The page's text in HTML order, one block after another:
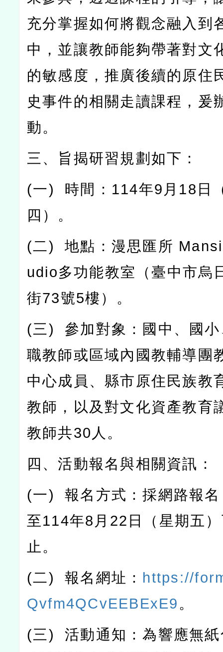
充分掌握如何將觀念融入到
中，並讓教師能夠帶著對文
的敏感度，推廣後續的原住
史事件的相關走讀課程，爰
動。
三、旨揭研習規劃如下：
(一) 時間： 114年9 月 18 日
四）。
(二)地點：漫思匯所
udio多功能教室（臺中市烏
街73號5樓）。
(三) 參加對象：國中、國
職教師或區域內國教輔導團
中心成員、縣市原住民族教
教師，以及對文化資產教育
教師共30 人。
四、活動報名與相關資訊：
(一)報名方式：採網路報
至114年8 月 22 日（星期五
止。
(二)報名網址： https://
Qvfm4QCvEEBExE9 。
(三)活動通知：為響應無